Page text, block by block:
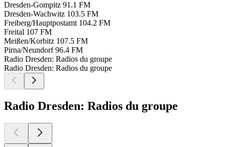
Dresden-Gompitz 91.1 FM
Dresden-Wachwitz 103.5 FM
Freiberg/Hauptpostamt 104.2 FM
Freital 107 FM
Meißen/Korbitz 107.5 FM
Pirna/Neundorf 96.4 FM
Radio Dresden: Radios du groupe
Radio Dresden: Radios du groupe
Radio Dresden: Radios du groupe